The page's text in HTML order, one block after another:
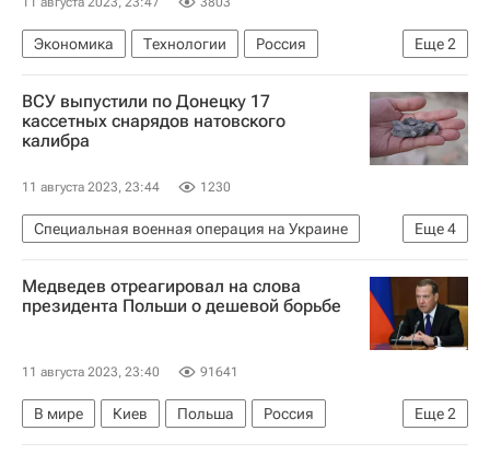
Еще2
Экономика Технологии
Россия
Максут Шадаев
Microsoft Corporation
ВСУ выпустили по Донецку 17
кассетных снарядов натовского
калибра
11 августа 2023, 23:44 1230
Еще4
Специальная военная операция на Украине
Донецк
Донецкая Народная Республика
Украина
Вооруженные силы Украины
Медведев отреагировал на слова
президента Польши о дешевой борьбе
11 августа 2023, 23:40 91641
Еще2
В мире Киев Польша
Россия
Дмитрий Медведев
Анджей Дуда